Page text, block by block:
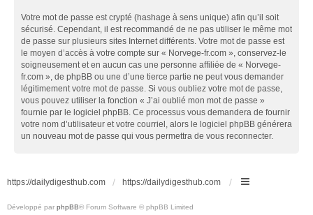
Votre mot de passe est crypté (hashage à sens unique) afin qu’il soit
sécurisé. Cependant, il est recommandé de ne pas utiliser le même mot
de passe sur plusieurs sites Internet différents. Votre mot de passe est
le moyen d’accès à votre compte sur « Norvege-fr.com », conservez-le
soigneusement et en aucun cas une personne affiliée de « Norvege-
fr.com », de phpBB ou une d’une tierce partie ne peut vous demander
légitimement votre mot de passe. Si vous oubliez votre mot de passe,
vous pouvez utiliser la fonction « J’ai oublié mon mot de passe »
fournie par le logiciel phpBB. Ce processus vous demandera de fournir
votre nom d’utilisateur et votre courriel, alors le logiciel phpBB générera
un nouveau mot de passe qui vous permettra de vous reconnecter.
https://dailydigesthub.com https://dailydigesthub.com
Développé par phpBB® Forum Software © phpBB Limited